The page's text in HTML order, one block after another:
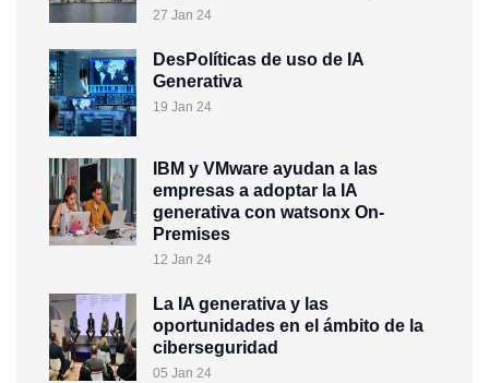
27 Jan 24
DesPolíticas de uso de IA
Generativa
19 Jan 24
IBM y VMware ayudan a las
empresas a adoptar la IA
generativa con watsonx On-
Premises
12 Jan 24
La IA generativa y las
oportunidades en el ámbito de la
ciberseguridad
05 Jan 24